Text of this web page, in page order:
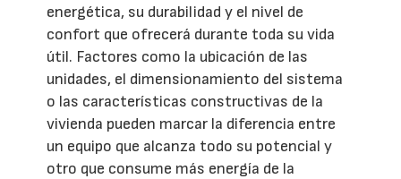
energética, su durabilidad y el nivel de
confort que ofrecerá durante toda su vida
útil. Factores como la ubicación de las
unidades, el dimensionamiento del sistema
o las características constructivas de la
vivienda pueden marcar la diferencia entre
un equipo que alcanza todo su potencial y
otro que consume más energía de la